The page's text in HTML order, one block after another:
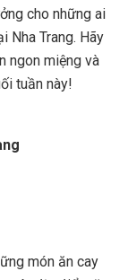
cho những ai
Nha Trang. Hãy
ngon miệng và
tuần này!
món ăn cay